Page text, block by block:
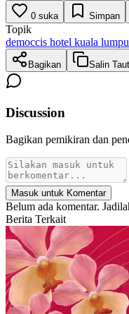
0 suka Simpan
Topik
democcis hotel kuala
Bagikan Salin
Discussion
Bagikan pemikiran dan
Masuk untuk Komentar
Belum ada komentar.
Berita Terkait